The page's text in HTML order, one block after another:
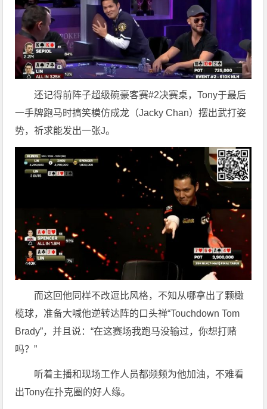
还记得前阵子超级碗豪客赛#2决赛桌，Tony于最后
一手牌跑马时搞笑模仿成龙（Jacky Chan）摆出武打姿
势，祈求能发出一张J。
而这回他同样不改逗比风格，不知从哪拿出了颗橄
榄球，准备大喊他逆转达阵的口头禅“Touchdown Tom
Brady”，并且说：“在这赛场我跑马没输过，你想打赌
吗？”
听着主播和现场工作人员都频频为他加油，不难看
出Tony在扑克圈的好人缘。